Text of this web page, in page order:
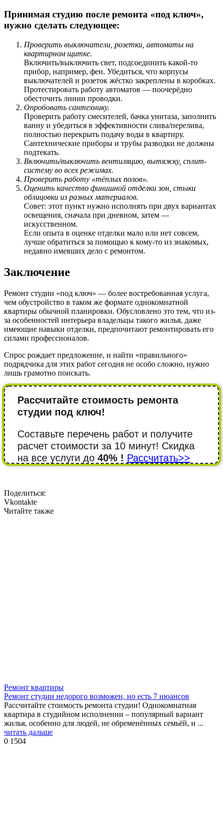
Принимая студию после ремонта «под ключ»,
нужно сделать следующее:
Проверить выключатели, розетки, автоматы на
квартирном щитке.
Включить/выключить свет, подсоединить какой-то
прибор, например, фен. Убедиться, что корпусы
выключателей и розеток жёстко закреплены в коробках.
Протестировать работу автоматов — поочерёдно
обесточить линии проводки.
Опробовать сантехнику.
Проверить работу смесителей, бачка унитаза, заполнить
ванну и убедиться в эффективности слива/перелива,
полностью перекрыть подачу воды в квартиру.
Сантехнические приборы и трубы разводки не должны
подтекать.
Включить/выключить вентиляцию, вытяжку, сплит-
систему во всех режимах.
Проверить работу «тёплых полов».
Оценить качество финишной отделки зон, стыки
облицовки из разных материалов.
Совет: этот пункт нужно исполнять при двух вариантах
освещения, сначала при дневном, затем —
искусственном.
Если опыта в оценке отделки мало или нет совсем,
лучше обратиться за помощью к кому-то из знакомых,
недавно имевших дело с ремонтом.
Заключение
Ремонт студии «под ключ» — более востребованная услуга,
чем обустройство в таком же формате однокомнатной
квартиры обычной планировки. Обусловлено это тем, что из-
за особенностей интерьера владельцы такого жилья, даже
имеющие навыки отделки, предпочитают ремонтировать его
силами профессионалов.
Спрос рождает предложение, и найти «правильного»
подрядчика для этих работ сегодня не особо сложно, нужно
лишь грамотно поискать.
Рассчитайте стоимость ремонта
студии под ключ!
Составьте перечень работ и получите
расчет стоимости за 10 минут! Cкидка
на все услуги до 40% ! Рассчитать>>
Поделиться:
Vkontakte
Читайте также
Ремонт квартиры
Ремонт студии недорого возможен, но есть 7 нюансов
Рассчитайте стоимость ремонта студии! Однокомнатная
квартира в студийном исполнении – популярный вариант
жилья, особенно для людей, не обременённых семьёй, и ...
читать дальше
0 1504